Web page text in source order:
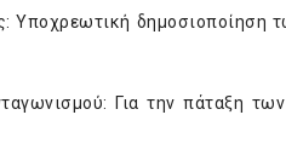
Υποχρεωτική
Για την πάταξη